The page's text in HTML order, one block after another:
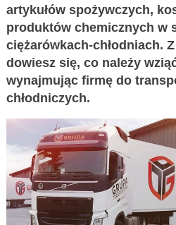
artykułów spożywczych,
produktów chemicznych w
ciężarówkach-chłodniach.
dowiesz się, co należy
wynajmując firmę do
chłodniczych.